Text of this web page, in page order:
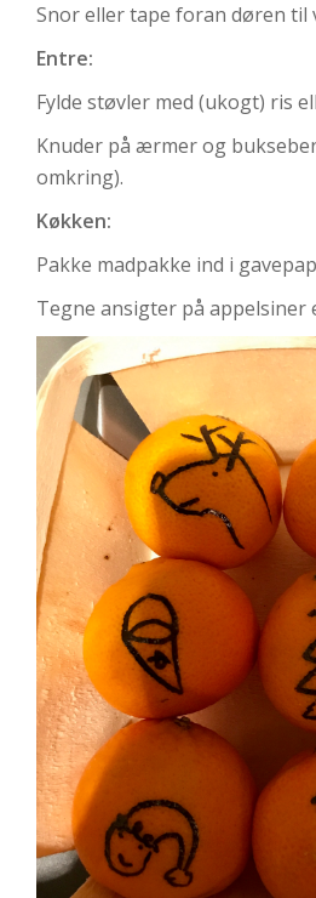
Snor eller tape foran døren til
Entre:
Fylde støvler med (ukogt) ris
Knuder på ærmer og
omkring).
Køkken:
Pakke madpakke ind i
Tegne ansigter på appelsiner